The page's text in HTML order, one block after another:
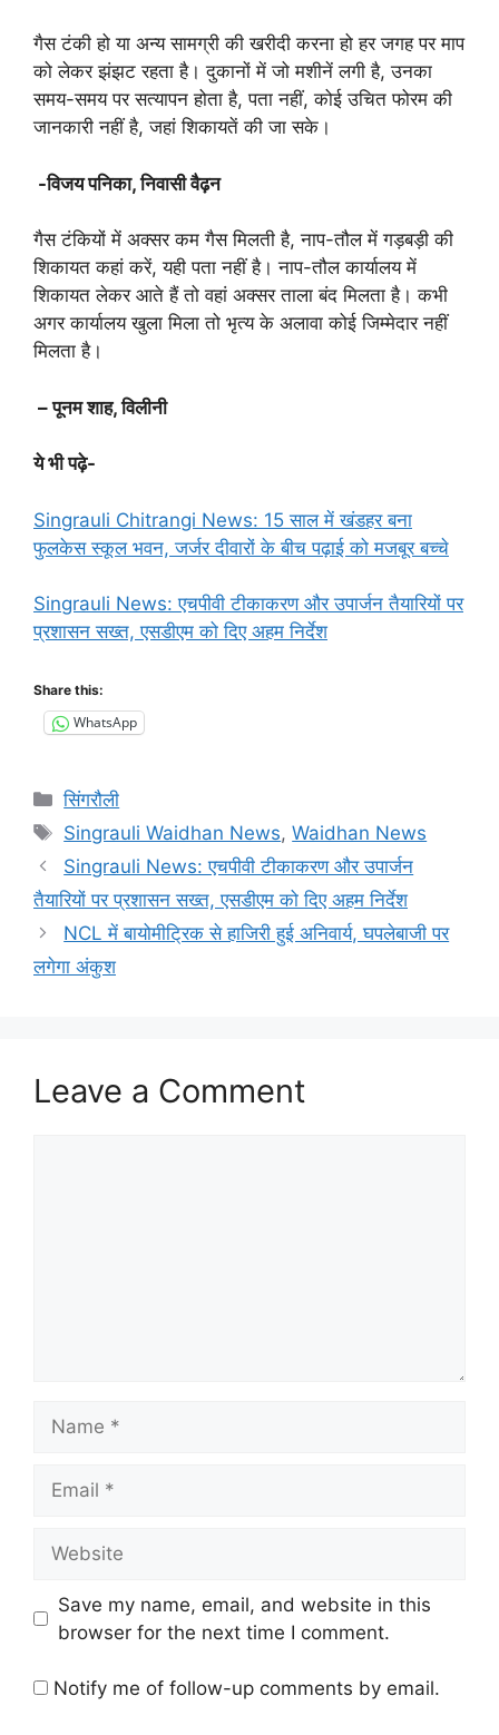
गैस टंकी हो या अन्य सामग्री की खरीदी करना हो हर जगह पर माप
को लेकर झंझट रहता है। दुकानों में जो मशीनें लगी है, उनका
समय-समय पर सत्यापन होता है, पता नहीं, कोई उचित फोरम की
जानकारी नहीं है, जहां शिकायतें की जा सके।
-विजय पनिका, निवासी वैढ़न
गैस टंकियों में अक्सर कम गैस मिलती है, नाप-तौल में गड़बड़ी की
शिकायत कहां करें, यही पता नहीं है। नाप-तौल कार्यालय में
शिकायत लेकर आते हैं तो वहां अक्सर ताला बंद मिलता है। कभी
अगर कार्यालय खुला मिला तो भृत्य के अलावा कोई जिम्मेदार नहीं
मिलता है।
– पूनम शाह, विलीनी
ये भी पढ़े-
Singrauli Chitrangi News: 15 साल में खंडहर बना
फुलकेस स्कूल भवन, जर्जर दीवारों के बीच पढ़ाई को मजबूर बच्चे
Singrauli News: एचपीवी टीकाकरण और उपार्जन तैयारियों पर
प्रशासन सख्त, एसडीएम को दिए अहम निर्देश
Share this:
WhatsApp
Categories
सिंगरौली
Tags
Singrauli Waidhan News,Waidhan News
Singrauli News: एचपीवी टीकाकरण और उपार्जन
तैयारियों पर प्रशासन सख्त, एसडीएम को दिए अहम निर्देश
NCL में बायोमीट्रिक से हाजिरी हुई अनिवार्य, घपलेबाजी पर
लगेगा अंकुश
Leave a Comment
Save my name, email, and website in this
browser for the next time I comment.
Notify me of follow-up comments by email.